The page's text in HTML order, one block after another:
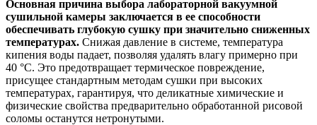
Основная причина выбора лабораторной вакуумной
сушильной камеры заключается в ее способности
обеспечивать глубокую сушку при значительно сниженных
температурах. Снижая давление в системе, температура
кипения воды падает, позволяя удалять влагу примерно при
40 °C. Это предотвращает термическое повреждение,
присущее стандартным методам сушки при высоких
температурах, гарантируя, что деликатные химические и
физические свойства предварительно обработанной рисовой
соломы останутся нетронутыми.